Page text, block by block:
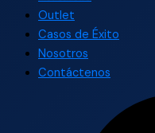
Outlet
Casos de Éxito
Nosotros
Contáctenos